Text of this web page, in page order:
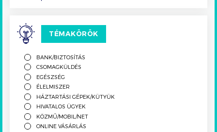
TÉMAKÖRÖK
BANK/BIZTOSÍTÁS
CSOMAGKÜLDÉS
EGÉSZSÉG
ÉLELMISZER
HÁZTARTÁSI GÉPEK/KÜTYÜK
HIVATALOS ÜGYEK
KÖZMŰ/MOBIL/NET
ONLINE VÁSÁRLÁS